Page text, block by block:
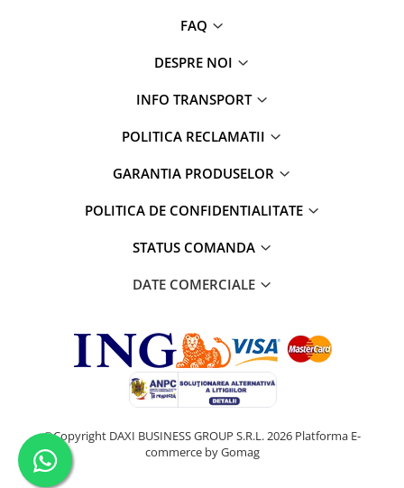
FAQ
DESPRE NOI
INFO TRANSPORT
POLITICA RECLAMATII
GARANTIA PRODUSELOR
POLITICA DE CONFIDENTIALITATE
STATUS COMANDA
DATE COMERCIALE
©Copyright DAXI BUSINESS GROUP S.R.L. 2026 Platforma E-
commerce by Gomag